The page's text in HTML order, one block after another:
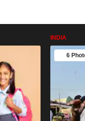
INDIA
6